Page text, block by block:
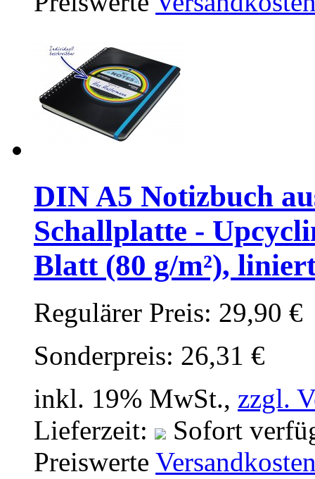
DIN A5 Notizbuch
Schallplatte -
Blatt (80 g/m²),
Regulärer Preis: 29,90 €
Sonderpreis: 26,31 €
inkl. 19% MwSt., zzgl.
Lieferzeit:
Sofort
Preiswerte